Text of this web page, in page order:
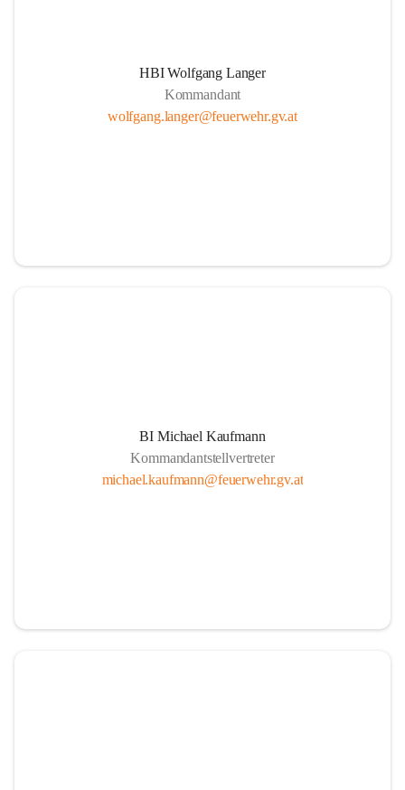
HBI Wolfgang Langer
Kommandant
wolfgang.langer@feuerwehr.gv.at
BI Michael Kaufmann
Kommandantstellvertreter
michael.kaufmann@feuerwehr.gv.at